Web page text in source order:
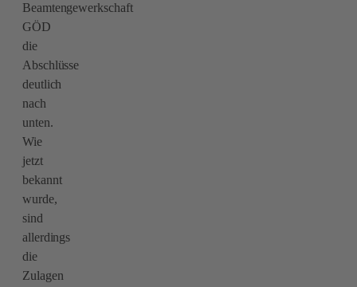
Beamtengewerkschaft
GÖD
die
Abschlüsse
deutlich
nach
unten.
Wie
jetzt
bekannt
wurde,
sind
allerdings
die
Zulagen